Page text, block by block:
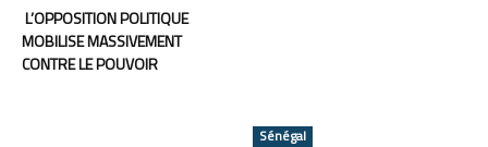
L’OPPOSITION POLITIQUE
MOBILISE MASSIVEMENT
CONTRE LE POUVOIR
Sénégal